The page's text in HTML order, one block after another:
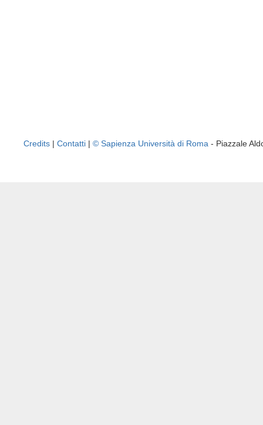
Credits | Contatti | © Sapienza Università di Roma - Piazzale